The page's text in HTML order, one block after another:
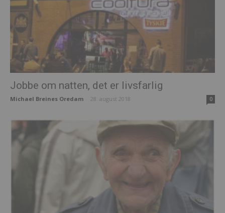
Jobbe om natten, det er livsfarlig
Michael Breines Oredam 28. august 2018 0